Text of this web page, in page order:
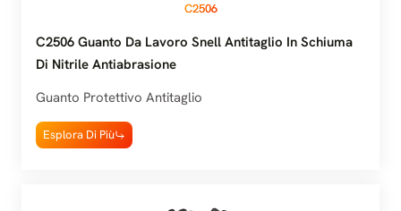
C2506
C2506 Guanto Da Lavoro Snell Antitaglio In Schiuma
Di Nitrile Antiabrasione
Guanto Protettivo Antitaglio
Esplora Di Più